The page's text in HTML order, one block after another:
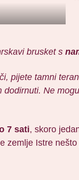
brusket s
pijete tamni
Ne
7 sati, skoro
zemlje Istre